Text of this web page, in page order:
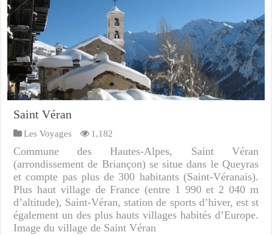
Saint Véran
Les Voyages 1,182
Commune des Hautes-Alpes, Saint Véran
(arrondissement de Briançon) se situe dans le Queyras
et compte pas plus de 300 habitants (Saint-Véranais).
Plus haut village de France (entre 1 990 et 2 040 m
d’altitude), Saint-Véran, station de sports d’hiver, est st
également un des plus hauts villages habités d’Europe.
Image du village de Saint Véran